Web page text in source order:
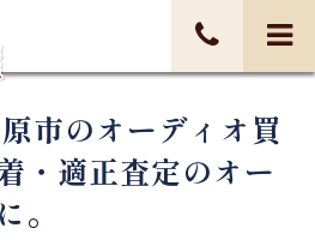
市のオーディオ買
・適正査定のオー
。